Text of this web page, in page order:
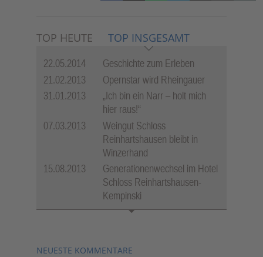
TOP HEUTE TOP INSGESAMT
22.05.2014
Geschichte zum Erleben
21.02.2013
Opernstar wird Rheingauer
31.01.2013
„Ich bin ein Narr – holt mich
hier raus!“
07.03.2013
Weingut Schloss
Reinhartshausen bleibt in
Winzerhand
15.08.2013
Generationenwechsel im Hotel
Schloss Reinhartshausen-
Kempinski
NEUESTE KOMMENTARE